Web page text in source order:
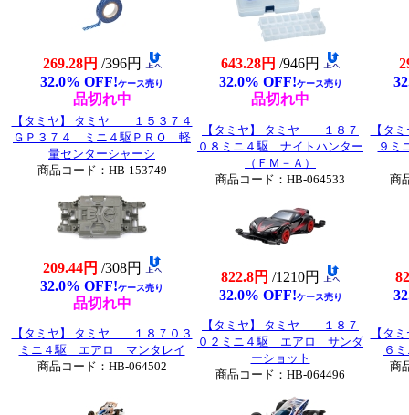
269.28円 /396円
32.0% OFF!ケース売り
品切れ中
643.28円 /946円
32.0% OFF!ケース売り
品切れ中
【タミヤ】 タミヤ １５３７４
ＧＰ３７４ ミニ４駆ＰＲＯ 軽
量センターシャーシ
商品コード：HB-153749
209.44円 /308円
32.0% OFF!ケース売り
品切れ中
【タミヤ】 タミヤ １８７
０８ミニ４駆 ナイトハンター
（ＦＭ－Ａ）
商品コード：HB-064533
822.8円 /1210円
32.0% OFF!ケース売り
【タ
９ミ
商
【タミヤ】 タミヤ １８７０３
ミニ４駆 エアロ マンタレイ
商品コード：HB-064502
【タミヤ】 タミヤ １８７
０２ミニ４駆 エアロ サンダ
ーショット
商品コード：HB-064496
【タ
６
商